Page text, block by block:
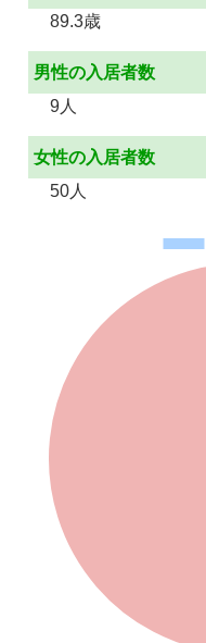
89.3歳
男性の入居者数
9人
女性の入居者数
50人